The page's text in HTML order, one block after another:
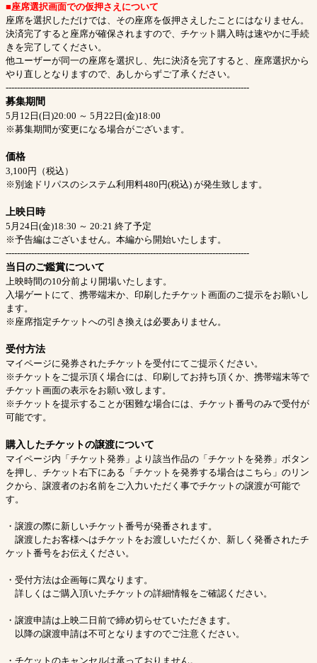
■座席選択画面での仮押さえについて
座席を選択しただけでは、その座席を仮押さえしたことにはなりません。
決済完了すると座席が確保されますので、チケット購入時は速やかに手続
きを完了してください。
他ユーザーが同一の座席を選択し、先に決済を完了すると、座席選択から
やり直しとなりますので、あしからずご了承ください。
--------------------------------------------------------------------------------------
募集期間
5月12日(日)20:00 ～ 5月22日(金)18:00
※募集期間が変更になる場合がございます。
価格
3,100円（税込）
※別途ドリパスのシステム利用料480円(税込) が発生致します。
上映日時
5月24日(金)18:30 ～ 20:21 終了予定
※予告編はございません。本編から開始いたします。
--------------------------------------------------------------------------------------
当日のご鑑賞について
上映時間の10分前より開場いたします。
入場ゲートにて、携帯端末か、印刷したチケット画面のご提示をお願いし
ます。
※座席指定チケットへの引き換えは必要ありません。
受付方法
マイページに発券されたチケットを受付にてご提示ください。
※チケットをご提示頂く場合には、印刷してお持ち頂くか、携帯端末等で
チケット画面の表示をお願い致します。
※チケットを提示することが困難な場合には、チケット番号のみで受付が
可能です。
購入したチケットの譲渡について
マイページ内「チケット発券」より該当作品の「チケットを発券」ボタン
を押し、チケット右下にある「チケットを発券する場合はこちら」のリン
クから、譲渡者のお名前をご入力いただく事でチケットの譲渡が可能で
す。
・譲渡の際に新しいチケット番号が発番されます。
譲渡したお客様へはチケットをお渡しいただくか、新しく発番されたチ
ケット番号をお伝えください。
・受付方法は企画毎に異なります。
詳しくはご購入頂いたチケットの詳細情報をご確認ください。
・譲渡申請は上映二日前で締め切らせていただきます。
以降の譲渡申請は不可となりますのでご注意ください。
・チケットのキャンセルは承っておりません。